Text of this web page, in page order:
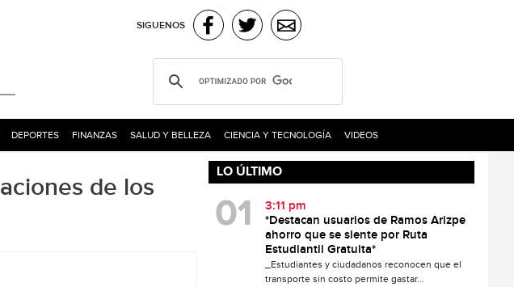
SIGUENOS
DEPORTES FINANZAS SALUD Y BELLEZA CIENCIA Y TECNOLOGÍA VIDEOS
de los
LO ÚLTIMO
3:11 pm
*Destacan usuarios de Ramos Arizpe
ahorro que se siente por Ruta
Estudiantil Gratuita*
_Estudiantes y ciudadanos reconocen que el
transporte sin costo permite gastar...